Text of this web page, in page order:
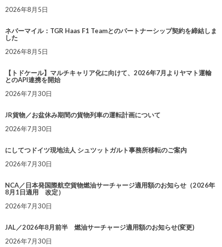
2026年8月5日
ネバーマイル：TGR Haas F1 Teamとのパートナーシップ契約を締結しま
した
2026年8月5日
【トドケール】マルチキャリア化に向けて、2026年7月よりヤマト運輸
とのAPI連携を開始
2026年7月30日
JR貨物／お盆休み期間の貨物列車の運転計画について
2026年7月30日
にしてつドイツ現地法人 シュツットガルト事務所移転のご案内
2026年7月30日
NCA／日本発国際航空貨物燃油サーチャージ適用額のお知らせ（2026年
8月1日適用 改定）
2026年7月30日
JAL／2026年8月前半 燃油サーチャージ適用額のお知らせ(変更)
2026年7月30日